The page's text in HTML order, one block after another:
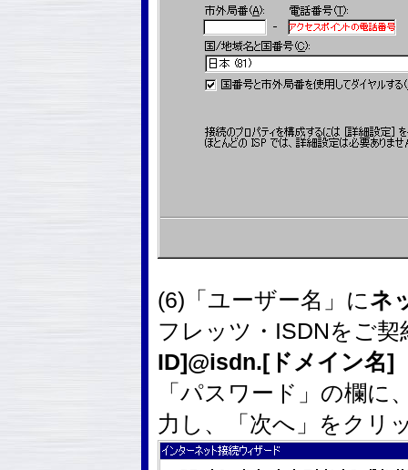
(6)「ユーザー名」にネ
フレッツ・ISDNをご
ID]@isdn.[ドメイン名]
「パスワード」の欄に
力し、「次へ」をクリ